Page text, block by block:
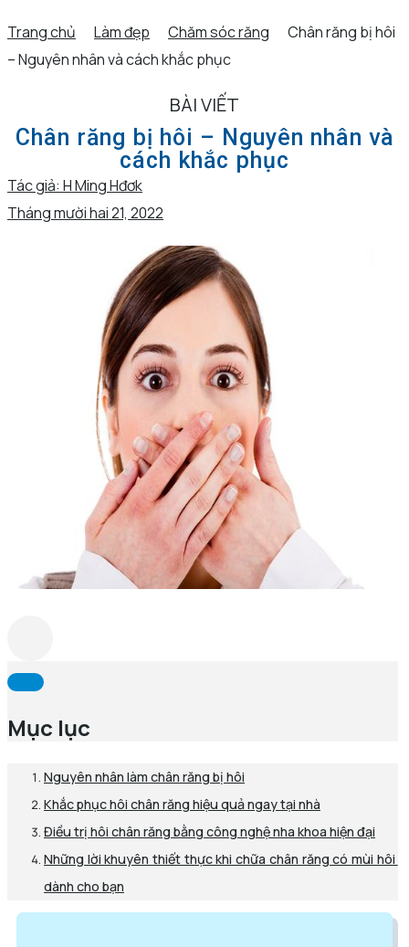
Trang chủ Làm đẹp Chăm sóc răng
Chân răng bị hôi
– Nguyên nhân và cách khắc phục
BÀI VIẾT
Chân răng bị hôi – Nguyên nhân và
cách khắc phục
Tác giả: H Ming Hđơk
Tháng mười hai 21, 2022
Mục lục
Nguyên nhân làm chân răng bị hôi
Khắc phục hôi chân răng hiệu quả ngay tại nhà
Điều trị hôi chân răng bằng công nghệ nha khoa hiện đại
Những lời khuyên thiết thực khi chữa chân răng có mùi hôi
dành cho bạn